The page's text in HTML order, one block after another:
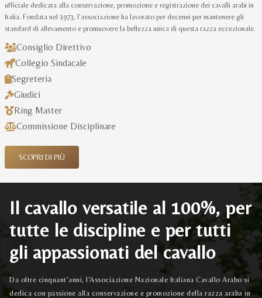
ufficiale dedicata alla conservazione, promozione e registrazione dei cavalli arabi in
Italia. Fondata nel 1973, l'associazione ha lavorato per decenni per mantenere gli
standard di allevamento e promuovere la bellezza unica di questa razza eccezionale.
Consiglio Direttivo
Collegio Sindacale
Segreteria
Giudici
Ring Master
Commissione Disciplinare
SCOPRI DI PIÙ
Il cavallo versatile al 100%, per
tutte le discipline e per tutti
gli appassionati del cavallo
Da oltre cinquant'anni, l'Associazione Nazionale Italiana Cavallo Arabo si
dedica con passione alla conservazione e promozione della razza araba in